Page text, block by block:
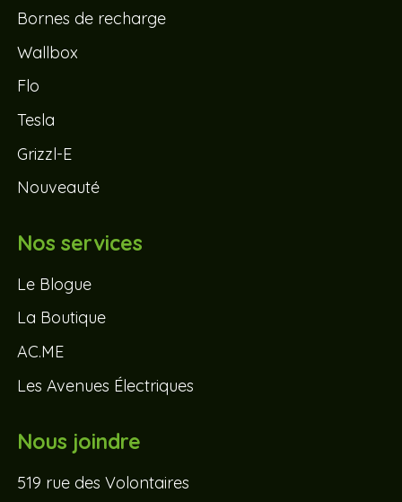
Bornes de recharge
Wallbox
Flo
Tesla
Grizzl-E
Nouveauté
Nos services
Le Blogue
La Boutique
AC.ME
Les Avenues Électriques
Nous joindre
519 rue des Volontaires